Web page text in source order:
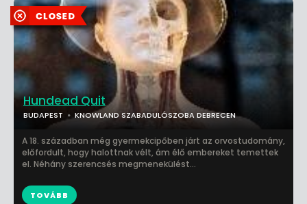
Hundead Quit
BUDAPEST KNOWLAND SZABADULÓSZOBA DEBRECEN
A 18. században még gyermekcipőben járt az orvostudomány,
előfordult, hogy halottnak vélt, ám élő embereket temettek
el. Néhány szerencsés megmenekülést...
TOVÁBB